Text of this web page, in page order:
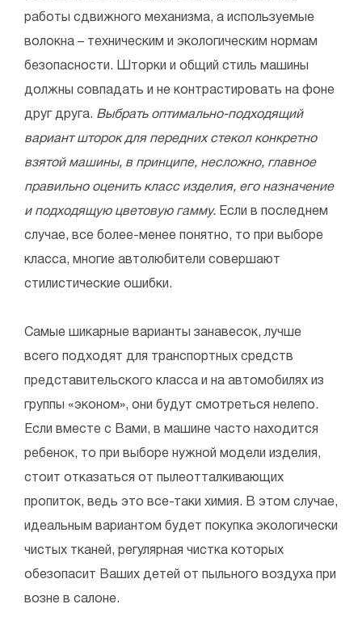
работы сдвижного механизма, а используемые
волокна – техническим и экологическим нормам
безопасности. Шторки и общий стиль машины
должны совпадать и не контрастировать на фоне
друг друга. Выбрать оптимально-подходящий
вариант шторок для передних стекол конкретно
взятой машины, в принципе, несложно, главное
правильно оценить класс изделия, его назначение
и подходящую цветовую гамму. Если в последнем
случае, все более-менее понятно, то при выборе
класса, многие автолюбители совершают
стилистические ошибки.
Самые шикарные варианты занавесок, лучше
всего подходят для транспортных средств
представительского класса и на автомобилях из
группы «эконом», они будут смотреться нелепо.
Если вместе с Вами, в машине часто находится
ребенок, то при выборе нужной модели изделия,
стоит отказаться от пылеотталкивающих
пропиток, ведь это все-таки химия. В этом случае,
идеальным вариантом будет покупка экологически
чистых тканей, регулярная чистка которых
обезопасит Ваших детей от пыльного воздуха при
возне в салоне.